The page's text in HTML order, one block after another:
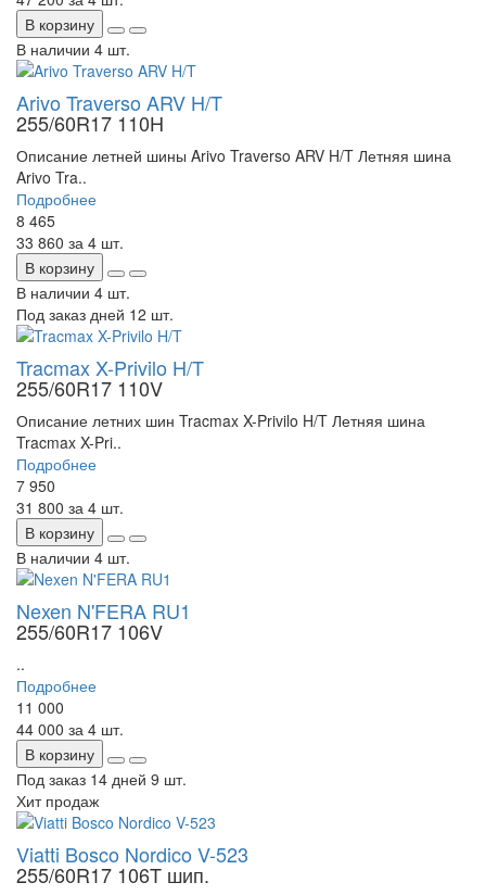
В корзину
В наличии 4 шт.
Arivo Traverso ARV H/T
255/60R17 110H
Описание летней шины Arivo Traverso ARV H/T Летняя шина
Arivo Tra..
Подробнее
8 465
33 860 за 4 шт.
В корзину
В наличии 4 шт.
Под заказ дней 12 шт.
Tracmax X-Privilo H/T
255/60R17 110V
Описание летних шин Tracmax X-Privilo H/T Летняя шина
Tracmax X-Pri..
Подробнее
7 950
31 800 за 4 шт.
В корзину
В наличии 4 шт.
Nexen N'FERA RU1
255/60R17 106V
..
Подробнее
11 000
44 000 за 4 шт.
В корзину
Под заказ 14 дней 9 шт.
Хит продаж
Viatti Bosco Nordico V-523
255/60R17 106T шип.